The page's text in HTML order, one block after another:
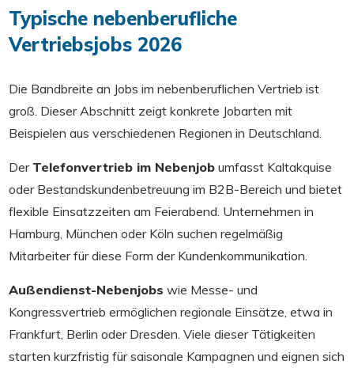
Typische nebenberufliche
Vertriebsjobs 2026
Die Bandbreite an Jobs im nebenberuflichen Vertrieb ist
groß. Dieser Abschnitt zeigt konkrete Jobarten mit
Beispielen aus verschiedenen Regionen in Deutschland.
Der Telefonvertrieb im Nebenjob umfasst Kaltakquise
oder Bestandskundenbetreuung im B2B-Bereich und bietet
flexible Einsatzzeiten am Feierabend. Unternehmen in
Hamburg, München oder Köln suchen regelmäßig
Mitarbeiter für diese Form der Kundenkommunikation.
Außendienst-Nebenjobs wie Messe- und
Kongressvertrieb ermöglichen regionale Einsätze, etwa in
Frankfurt, Berlin oder Dresden. Viele dieser Tätigkeiten
starten kurzfristig für saisonale Kampagnen und eignen sich